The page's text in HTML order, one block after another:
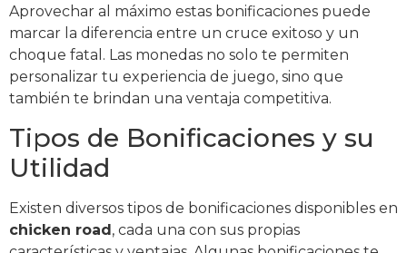
Aprovechar al máximo estas bonificaciones puede
marcar la diferencia entre un cruce exitoso y un
choque fatal. Las monedas no solo te permiten
personalizar tu experiencia de juego, sino que
también te brindan una ventaja competitiva.
Tipos de Bonificaciones y su
Utilidad
Existen diversos tipos de bonificaciones disponibles en
chicken road, cada una con sus propias